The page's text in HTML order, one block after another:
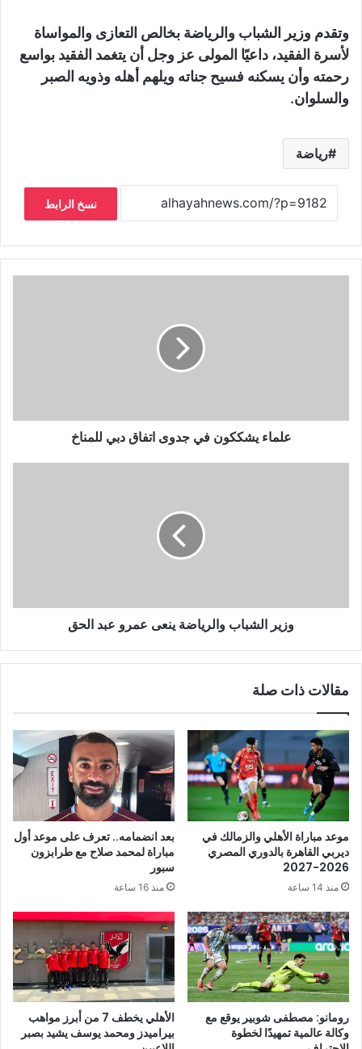
وتقدم وزير الشباب والرياضة بخالص التعازى والمواساة
لأسرة الفقيد، داعيًا المولى عز وجل أن يتغمد الفقيد بواسع
رحمته وأن يسكنه فسيح جناته ويلهم أهله وذويه الصبر
والسلوان.
رياضة
نسخ الرابط
علماء يشككون في جدوى اتفاق دبي للمناخ
وزير الشباب والرياضة ينعى عمرو عبد الحق
مقالات ذات صلة
موعد مباراة الأهلي والزمالك في
ديربي القاهرة بالدوري المصري
2026-2027
منذ 14 ساعة
بعد انضمامه.. تعرف على موعد أول
مباراة لمحمد صلاح مع طرابزون
سبور
منذ 16 ساعة
رومانو: مصطفى شوبير يوقع مع
وكالة عالمية تمهيدًا لخطوة
الأهلي يخطف 7 من أبرز مواهب
بيراميدز ومحمد يوسف يشيد بصبر